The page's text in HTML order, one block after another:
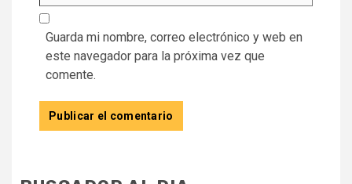
Guarda mi nombre, correo electrónico y web en
este navegador para la próxima vez que
comente.